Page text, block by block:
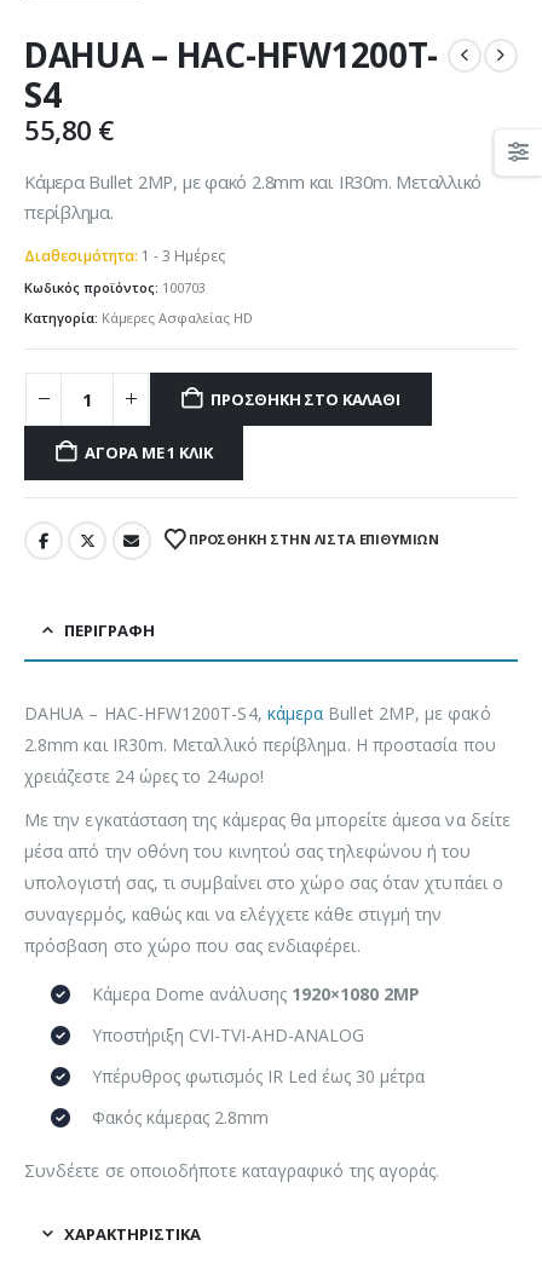
DAHUA – HAC-HFW1200T-
S4
55,80 €
Κάμερα Bullet 2MP, με φακό 2.8mm και IR30m. Μεταλλικό
περίβλημα.
Διαθεσιμότητα: 1 - 3 Ημέρες
Κωδικός προϊόντος: 100703
Κατηγορία: Κάμερες Ασφαλείας HD
ΠΡΟΣΘΉΚΗ ΣΤΟ ΚΑΛΆΘΙ
ΑΓΟΡΆ ΜΕ 1 ΚΛΙΚ
ΠΡΌΣΘΉΚΗ ΣΤΗΝ ΛΊΣΤΑ ΕΠΙΘΥΜΙΏΝ
ΠΕΡΙΓΡΑΦΉ
DAHUA – HAC-HFW1200T-S4, κάμερα Bullet 2MP, με φακό
2.8mm και IR30m. Μεταλλικό περίβλημα. Η προστασία που
χρειάζεστε 24 ώρες το 24ωρο!
Με την εγκατάσταση της κάμερας θα μπορείτε άμεσα να δείτε
μέσα από την οθόνη του κινητού σας τηλεφώνου ή του
υπολογιστή σας, τι συμβαίνει στο χώρο σας όταν χτυπάει ο
συναγερμός, καθώς και να ελέγχετε κάθε στιγμή την
πρόσβαση στο χώρο που σας ενδιαφέρει.
Κάμερα Dome ανάλυσης 1920×1080 2MP
Υποστήριξη CVI-TVI-AHD-ANALOG
Υπέρυθρος φωτισμός IR Led έως 30 μέτρα
Φακός κάμερας 2.8mm
Συνδέετε σε οποιοδήποτε καταγραφικό της αγοράς.
ΧΑΡΑΚΤΗΡΙΣΤΙΚΆ